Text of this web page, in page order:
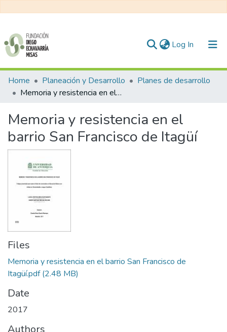
Log In (current)
Communities & Collections
All of DSpace
Statistics
Home Planeación y Desarrollo
Planes de desarrollo
Memoria y resistencia en el barrio San Francisco de Itagüí
Memoria y resistencia en el
barrio San Francisco de Itagüí
Files
Memoria y resistencia en el barrio San Francisco de
Itagüí.pdf(2.48 MB)
Date
2017
Authors